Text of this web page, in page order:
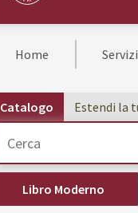
Home Servizi
Catalogo Estendi la
Libro Moderno